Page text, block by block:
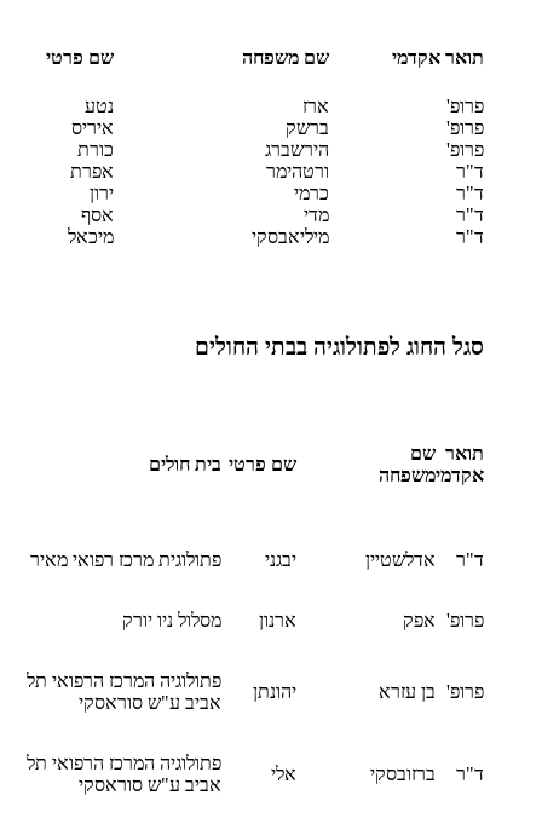
תואר אקדמי שם משפחה שם פרטי
פרופ' ארז
נטע
פרופ'
ברשק
איריס
פרופ'
הירשברג
כורת
ד"ר
ורטהימר
אפרת
ד"ר
כרמי
ירון
ד"ר
מדי
אסף
ד"ר
מיליאבסקי מיכאל
סגל החוג לפתולוגיה בבתי החולים
תואר
אקדמי
שם
משפחה
שם פרטי בית חולים
ד"ר אדלשטיין יבגני פתולוגית מרכז רפואי מאיר
פרופ' אפק ארנון מסלול ניו יורק
פרופ' בן עזרא יהונתן
פתולוגיה המרכז הרפואי תל
אביב ע"ש סוראסקי
ד"ר ברזובסקי אלי
פתולוגיה המרכז הרפואי תל
אביב ע"ש סוראסקי